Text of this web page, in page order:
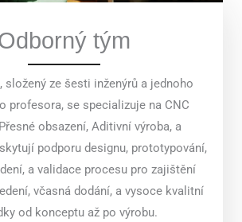
tým
složený ze šesti inženýrů a jednoho
profesora, se specializuje na CNC
obsazení, Aditivní výroba, a
podporu designu, prototypování,
a validace procesu pro zajištění
včasná dodání, a vysoce kvalitní
od konceptu až po výrobu.